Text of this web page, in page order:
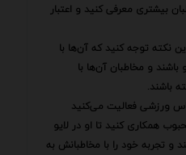
بیشتری معرفی کنید و اعتبار
نکته توجه کنید که آن‌ها با
و مخاطبان آن‌ها با
باشند.
ورزشی فعالیت می‌کنید
همکاری کنید تا او در لایو
و تجربه خود را با مخاطبانش به